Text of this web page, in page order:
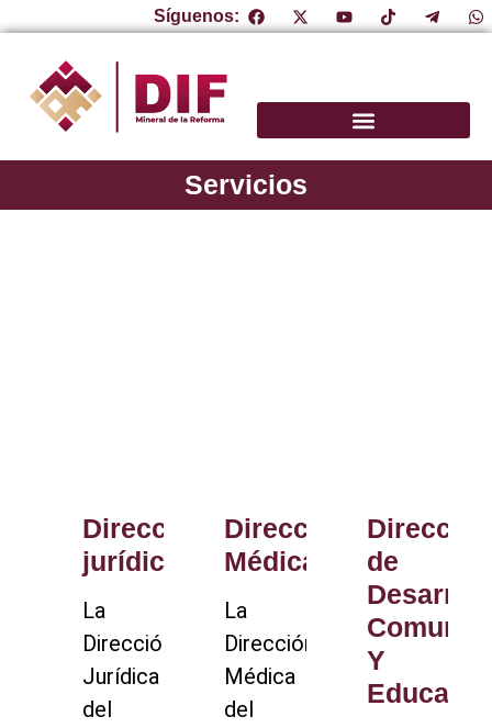
Síguenos:
Servicios
Dirección
jurídica
La
Dirección
Jurídica
del
Dirección
Médica
La
Dirección
Médica
del
Dirección
de
Y